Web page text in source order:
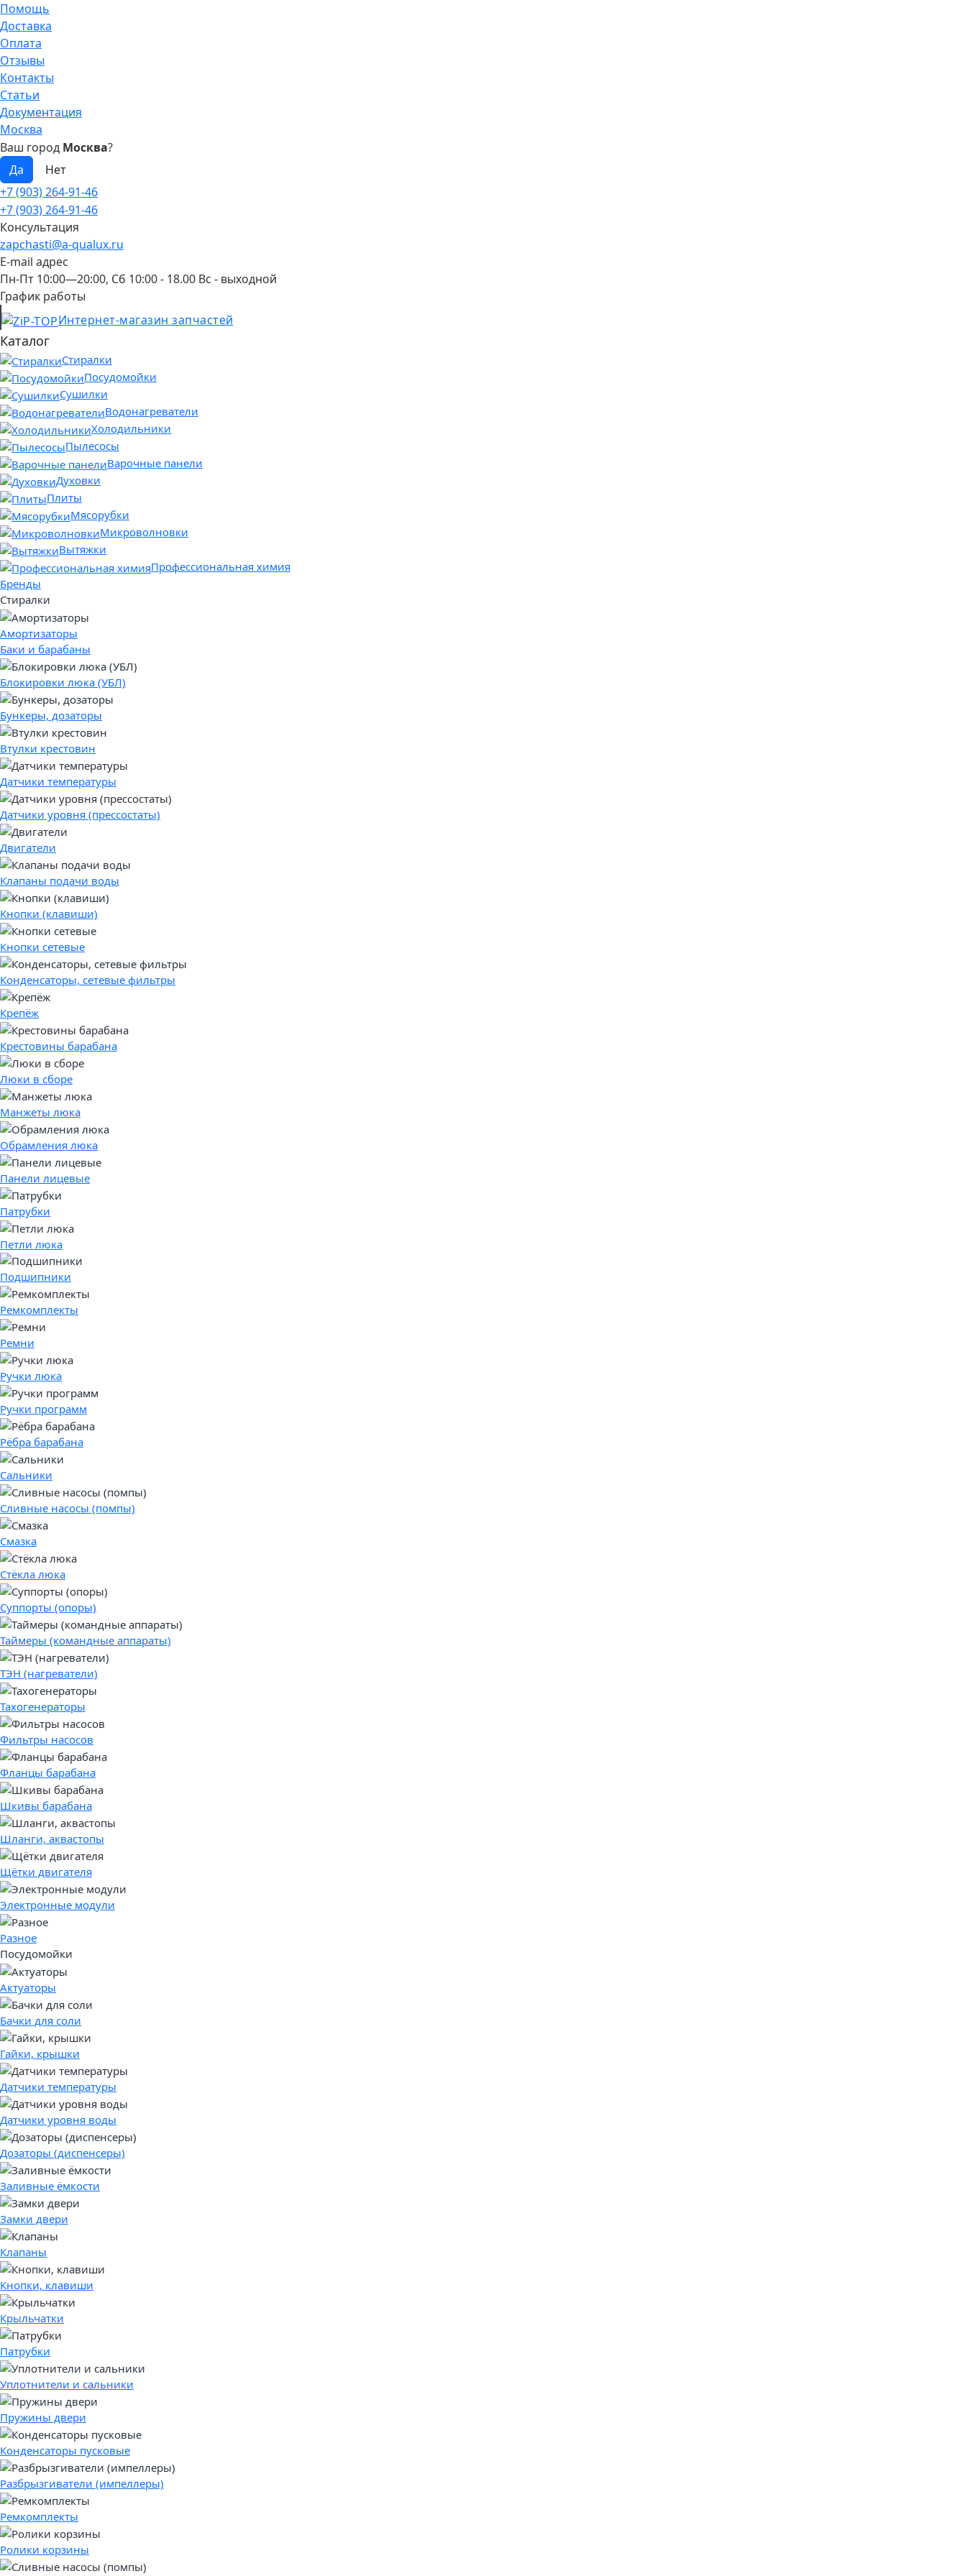
Помощь
Доставка
Оплата
Отзывы
Контакты
Статьи
Документация
Москва
Ваш город Москва?
+7 (903) 264-91-46
+7 (903) 264-91-46
Консультация
zapchasti@a-qualux.ru
E-mail адрес
Пн-Пт 10:00—20:00, Сб 10:00 - 18.00 Вс - выходной
График работы
Интернет-магазин запчастей
Каталог
Стиралки
Посудомойки
Сушилки
Водонагреватели
Холодильники
Пылесосы
Варочные панели
Духовки
Плиты
Мясорубки
Микроволновки
Вытяжки
Профессиональная химия
Бренды
Стиралки
Амортизаторы
Баки и барабаны
Блокировки люка (УБЛ)
Бункеры, дозаторы
Втулки крестовин
Датчики температуры
Датчики уровня (прессостаты)
Двигатели
Клапаны подачи воды
Кнопки (клавиши)
Кнопки сетевые
Конденсаторы, сетевые фильтры
Крепёж
Крестовины барабана
Люки в сборе
Манжеты люка
Обрамления люка
Панели лицевые
Патрубки
Петли люка
Подшипники
Ремкомплекты
Ремни
Ручки люка
Ручки программ
Рёбра барабана
Сальники
Сливные насосы (помпы)
Смазка
Стёкла люка
Суппорты (опоры)
Таймеры (командные аппараты)
ТЭН (нагреватели)
Тахогенераторы
Фильтры насосов
Фланцы барабана
Шкивы барабана
Шланги, аквастопы
Щётки двигателя
Электронные модули
Разное
Посудомойки
Актуаторы
Бачки для соли
Гайки, крышки
Датчики температуры
Датчики уровня воды
Дозаторы (диспенсеры)
Заливные ёмкости
Замки двери
Клапаны
Кнопки, клавиши
Крыльчатки
Патрубки
Уплотнители и сальники
Пружины двери
Конденсаторы пусковые
Разбрызгиватели (импеллеры)
Ремкомплекты
Ролики корзины